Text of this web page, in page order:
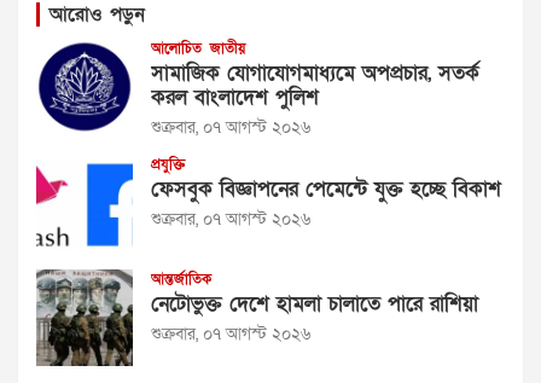
আরোও পড়ুন
আলোচিত জাতীয়
সামাজিক যোগাযোগমাধ্যমে অপপ্রচার, সতর্ক
করল বাংলাদেশ পুলিশ
শুক্রবার, ০৭ আগস্ট ২০২৬
প্রযুক্তি
ফেসবুক বিজ্ঞাপনের পেমেন্টে যুক্ত হচ্ছে বিকাশ
শুক্রবার, ০৭ আগস্ট ২০২৬
আন্তর্জাতিক
নেটোভুক্ত দেশে হামলা চালাতে পারে রাশিয়া
শুক্রবার, ০৭ আগস্ট ২০২৬